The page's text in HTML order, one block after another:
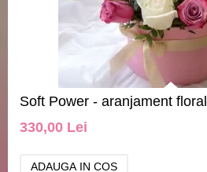
Soft Power - aranjament floral
330,00 Lei